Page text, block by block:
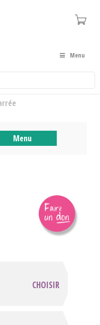
Menu
Menu
CHOISIR